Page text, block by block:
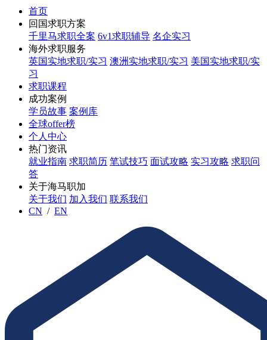
首页
回国求职方案
千里马求职全案 6v1求职辅导 名企实习
海外求职服务
英国实地求职/实习 澳洲实地求职/实习 美国实地求职/实
习
求职课程
成功案例
学员故事 案例库
全球offer榜
个人中心
热门资讯
就业指南 求职简历 笔试技巧 面试攻略 实习攻略 求职问
答
关于海马职加
关于我们 加入我们 联系我们
CN / EN